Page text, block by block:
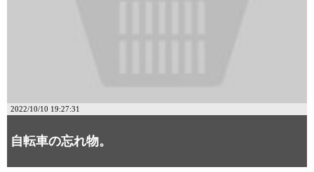
2022/10/10 19:27:31
自転車の忘れ物。